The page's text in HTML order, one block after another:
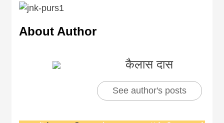
About Author
कैलास दास
See author's posts